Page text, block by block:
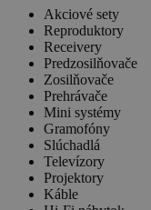
Akciové sety
Reproduktory
Receivery
Predzosilňovače
Zosilňovače
Prehrávače
Mini systémy
Gramofóny
Slúchadlá
Televízory
Projektory
Káble